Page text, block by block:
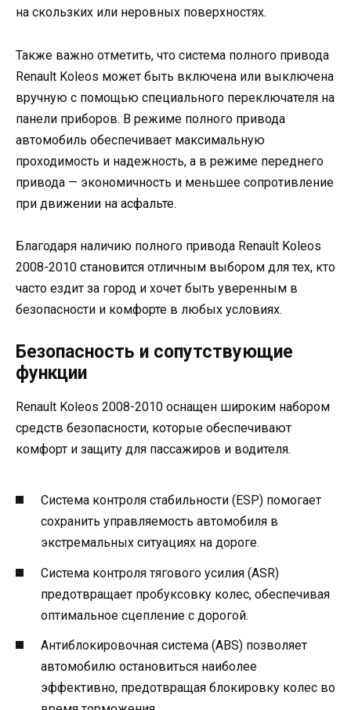
на скользких или неровных поверхностях.
Также важно отметить, что система полного привода
Renault Koleos может быть включена или выключена
вручную с помощью специального переключателя на
панели приборов. В режиме полного привода
автомобиль обеспечивает максимальную
проходимость и надежность, а в режиме переднего
привода — экономичность и меньшее сопротивление
при движении на асфальте.
Благодаря наличию полного привода Renault Koleos
2008-2010 становится отличным выбором для тех, кто
часто ездит за город и хочет быть уверенным в
безопасности и комфорте в любых условиях.
Безопасность и сопутствующие
функции
Renault Koleos 2008-2010 оснащен широким набором
средств безопасности, которые обеспечивают
комфорт и защиту для пассажиров и водителя.
Система контроля стабильности (ESP) помогает
сохранить управляемость автомобиля в
экстремальных ситуациях на дороге.
Система контроля тягового усилия (ASR)
предотвращает пробуксовку колес, обеспечивая
оптимальное сцепление с дорогой.
Антиблокировочная система (ABS) позволяет
автомобилю остановиться наиболее
эффективно, предотвращая блокировку колес во